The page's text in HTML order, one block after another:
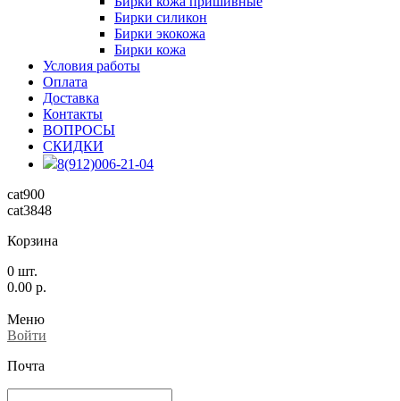
Бирки силикон
Бирки экокожа
Бирки кожа
Условия работы
Оплата
Доставка
Контакты
ВОПРОСЫ
СКИДКИ
8(912)006-21-04
cat900
cat3848
Корзина
0 шт.
0.00 р.
Меню
Войти
Почта